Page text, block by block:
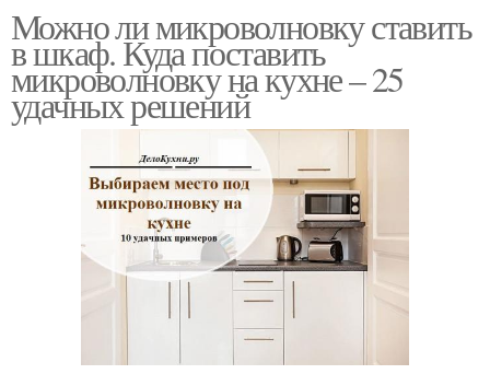
Можно ли микроволновку ставить
в шкаф. Куда поставить
микроволновку на кухне – 25
удачных решений